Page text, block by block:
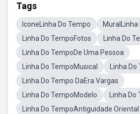
Tags
IconeLinha Do Tempo
MuralLinha
Linha Do TempoFotos
Linha Do
Linha Do TempoDe Uma Pessoa
Linha Do TempoMusical
Linha
Linha Do Tempo DaEra Vargas
Linha Do TempoModelo
Linha
Linha Do TempoAntiguidade Oriental